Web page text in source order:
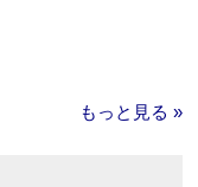
もっと見る »